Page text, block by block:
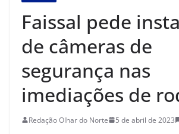
Faissal pede
de câmeras de
segurança nas
imediações de
Redação Olhar do Norte 5 de abril de 2023